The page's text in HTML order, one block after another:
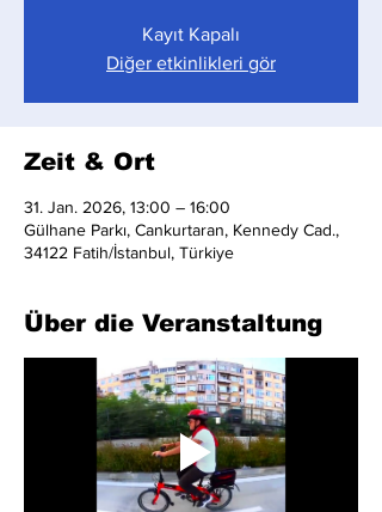
Kayıt Kapalı
Diğer etkinlikleri gör
Zeit & Ort
31. Jan. 2026, 13:00 – 16:00
Gülhane Parkı, Cankurtaran, Kennedy Cad.,
34122 Fatih/İstanbul, Türkiye
Über die Veranstaltung